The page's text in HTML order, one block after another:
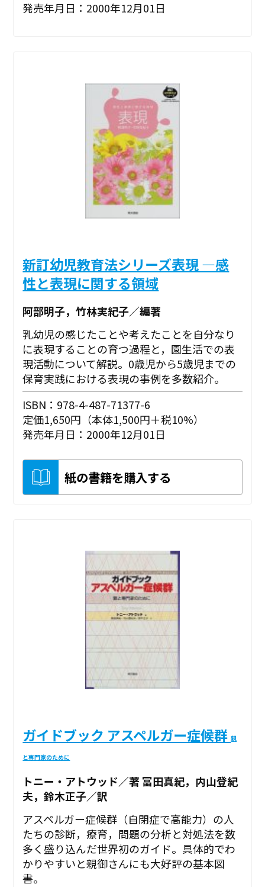
発売年月日：2000年12月01日
新訂幼児教育法シリーズ表現 ―感
性と表現に関する領域
阿部明子，竹林実紀子／編著
乳幼児の感じたことや考えたことを自分なり
に表現することの育つ過程と，園生活での表
現活動について解説。0歳児から5歳児までの
保育実践における表現の事例を多数紹介。
ISBN：978-4-487-71377-6
定価1,650円（本体1,500円＋税10%）
発売年月日：2000年12月01日
紙の書籍を購入する
ガイドブック アスペルガー症候群親
と専門家のために
トニー・アトウッド／著 冨田真紀，内山登紀
夫，鈴木正子／訳
アスペルガー症候群（自閉症で高能力）の人
たちの診断，療育，問題の分析と対処法を数
多く盛り込んだ世界初のガイド。具体的でわ
かりやすいと親御さんにも大好評の基本図
書。